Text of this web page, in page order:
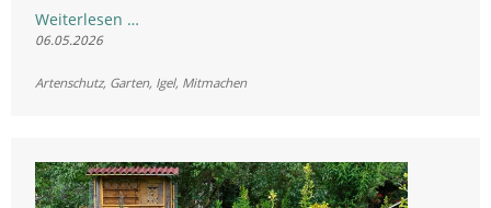
Weiterlesen …Igel
entdeckt?
06.05.2026
Artenschutz, Garten, Igel, Mitmachen